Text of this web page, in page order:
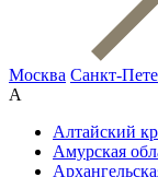
Москва Санкт-
А
Алтайский
Амурская